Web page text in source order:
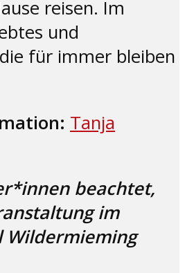
reisen. Im
und
für immer bleiben
Tanja
beachtet,
im
Wildermieming